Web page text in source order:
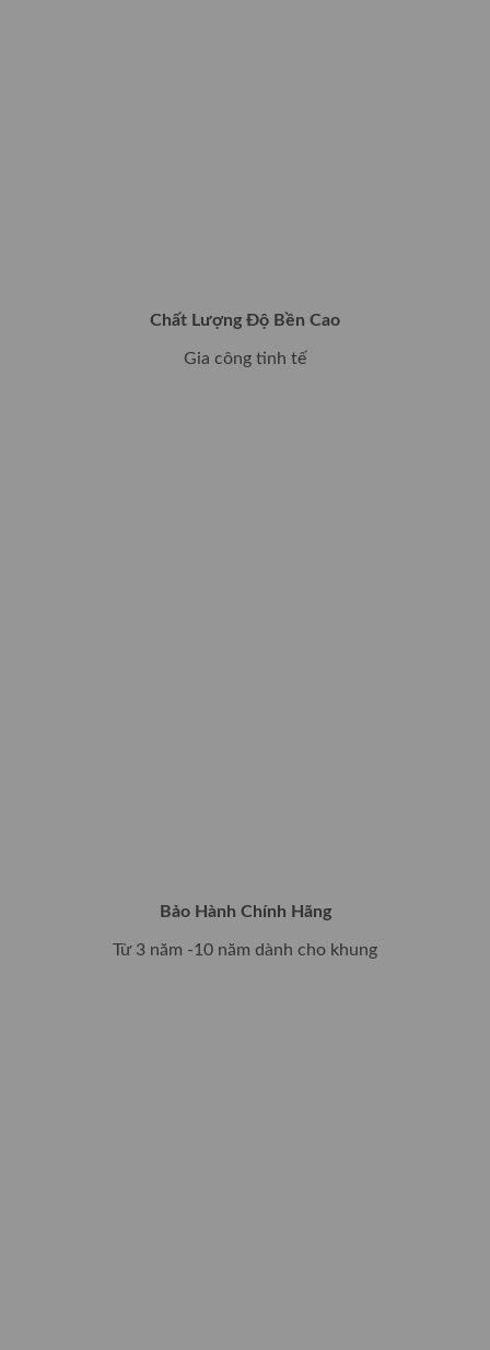
Chất Lượng Độ Bền Cao
Gia công tinh tế
Bảo Hành Chính Hãng
Từ 3 năm -10 năm dành cho khung